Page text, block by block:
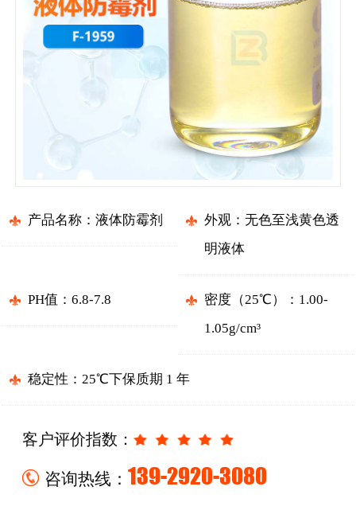
产品名称：液体防霉剂
外观：无色至浅黄色透
明液体
PH值：6.8-7.8
密度（25℃）：1.00-
1.05g/cm³
稳定性：25℃下保质期 1 年
客户评价指数：
咨询热线： 139-2920-3080